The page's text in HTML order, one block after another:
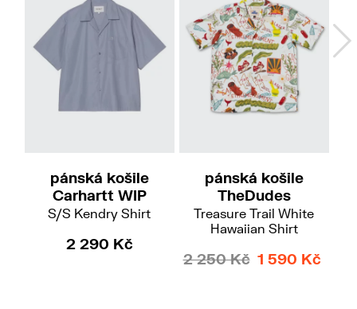
pánská košile
Carhartt WIP
S/S Kendry Shirt
2 290 Kč
pánská košile
TheDudes
Treasure Trail White
Hawaiian Shirt
2 250 Kč 1 590 Kč